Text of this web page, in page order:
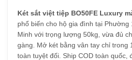
Két sắt việt tiệp BO50FE Luxury
phổ biến cho hộ gia đình tại Phường
Minh với trọng lượng 50kg, vừa đủ
gàng. Mở két bằng vân tay chỉ trong
toàn tuyệt đối. Ship COD toàn quốc,